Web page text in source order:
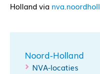
Holland via
Noord-Holland
NVA-locaties